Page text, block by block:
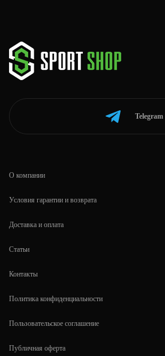
Telegram
О компании
Условия гарантии и возврата
Доставка и оплата
Статьи
Контакты
Политика конфиденциальности
Пользовательское соглашение
Публичная оферта